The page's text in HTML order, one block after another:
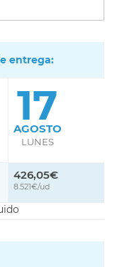
entrega:
17
AGOSTO
LUNES
426,05€
8.521€/ud